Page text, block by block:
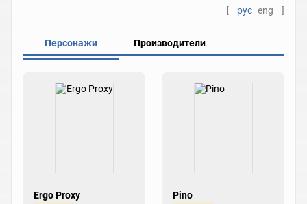
[
рус eng ]
Персонажи Производители
Ergo Proxy Pino